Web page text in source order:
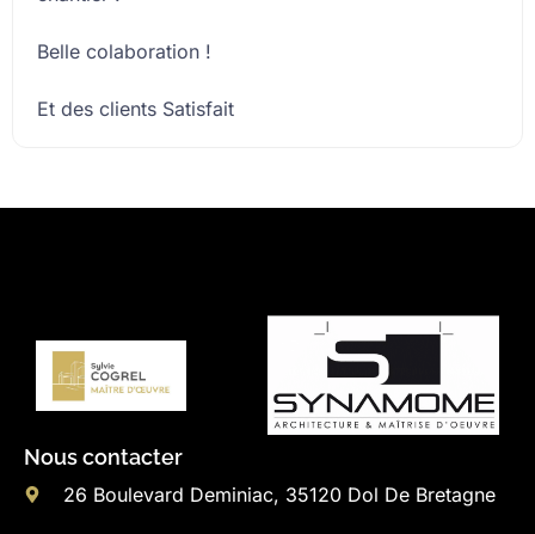
Belle colaboration !
Et des clients Satisfait
Nous contacter
26 Boulevard Deminiac, 35120 Dol De Bretagne